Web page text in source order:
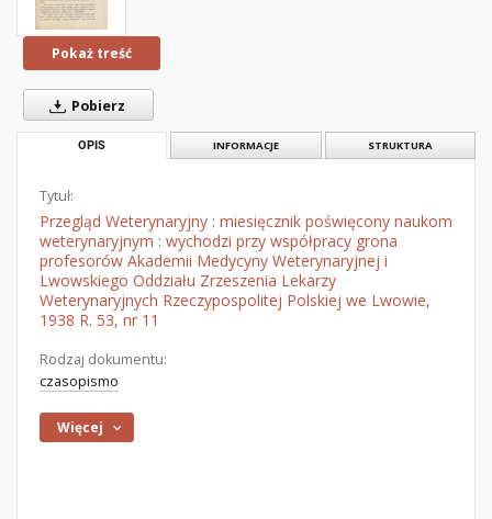
Pokaż treść
Pobierz
OPIS INFORMACJE STRUKTURA
Tytuł:
Przegląd Weterynaryjny : miesięcznik poświęcony naukom
weterynaryjnym : wychodzi przy współpracy grona
profesorów Akademii Medycyny Weterynaryjnej i
Lwowskiego Oddziału Zrzeszenia Lekarzy
Weterynaryjnych Rzeczypospolitej Polskiej we Lwowie,
1938 R. 53, nr 11
Rodzaj dokumentu:
czasopismo
Więcej